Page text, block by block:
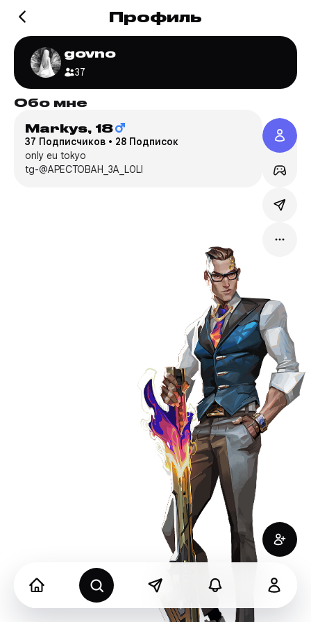
Профиль
govno
37
Обо мне
Markys, 18
37 Подписчиков • 28 Подписок
only eu tokyo
tg-@APECTOBAH_3A_L0LI
Мейн: